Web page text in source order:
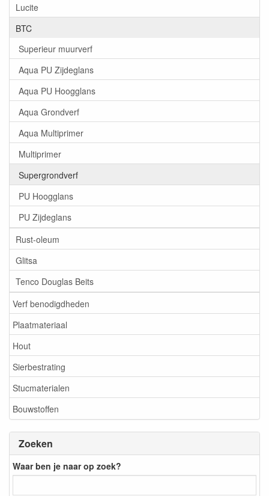
Lucite
BTC
Superieur muurverf
Aqua PU Zijdeglans
Aqua PU Hoogglans
Aqua Grondverf
Aqua Multiprimer
Multiprimer
Supergrondverf
PU Hoogglans
PU Zijdeglans
Rust-oleum
Glitsa
Tenco Douglas Beits
Verf benodigdheden
Plaatmateriaal
Hout
Sierbestrating
Stucmaterialen
Bouwstoffen
Zoeken
Waar ben je naar op zoek?